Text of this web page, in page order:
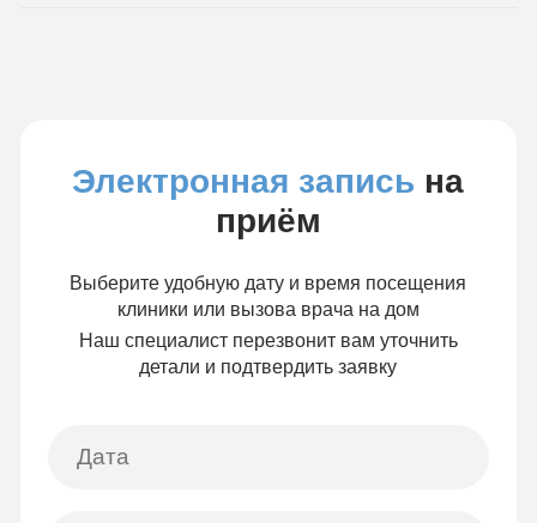
Электронная запись на
приём
Выберите удобную дату и время посещения
клиники или вызова врача на дом
Наш специалист перезвонит вам уточнить
детали и подтвердить заявку